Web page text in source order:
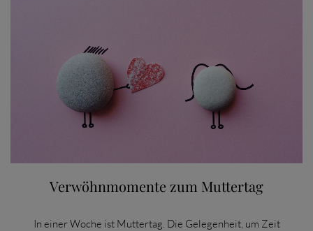
Verwöhnmomente zum Muttertag
In einer Woche ist Muttertag. Die Gelegenheit, um Zeit